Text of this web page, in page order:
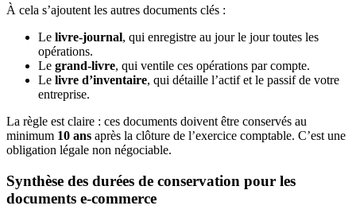
À cela s’ajoutent les autres documents clés :
Le livre-journal, qui enregistre au jour le jour toutes les
opérations.
Le grand-livre, qui ventile ces opérations par compte.
Le livre d’inventaire, qui détaille l’actif et le passif de votre
entreprise.
La règle est claire : ces documents doivent être conservés au
minimum 10 ans après la clôture de l’exercice comptable. C’est une
obligation légale non négociable.
Synthèse des durées de conservation pour les
documents e-commerce